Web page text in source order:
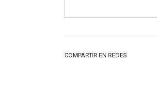
COMPARTIR EN REDES